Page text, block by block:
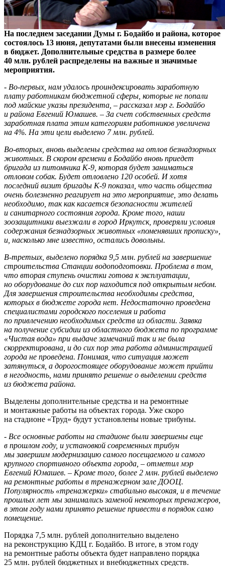
На последнем заседании Думы г. Бодайбо и района, которое
состоялось 13 июня, депутатами были внесены изменения
в бюджет. Дополнительные средства в размере более
40 млн. рублей распределены на важные и значимые
мероприятия.
- Во-первых, нам удалось проиндексировать заработную
плату работникам бюджетной сферы, которые не попали
под майские указы президента, – рассказал мэр г. Бодайбо
и района Евгений Юмашев. – За счет собственных средств
заработная плата этим категориям работников увеличена
на 4%. На эти цели выделено 7 млн. рублей.
Во-вторых, вновь выделены средства на отлов безнадзорных
животных. В скором времени в Бодайбо вновь приедет
бригада из питомника К-9, которая будет заниматься
отловом собак. Будет отловлено 120 особей. И хотя
последний визит бригады К-9 показал, что часть общества
очень болезненно реагирует на это мероприятие, это делать
необходимо, так как касается безопасности жителей
и санитарного состояния города. Кроме того, наши
зоозащитники выезжали в город Иркутск, проверяли условия
содержания безнадзорных животных «поменявших прописку»,
и, насколько мне известно, остались довольны.
В-третьих, выделено порядка 9,5 млн. рублей на завершение
строительства Станции водоподготовки. Проблема в том,
что вторая ступень очистки готова к эксплуатации,
но оборудование до сих пор находится под открытым небом.
Для завершения строительства необходимы средства,
которых в бюджете города нет. Недостаточно проведена
специалистами городского поселения и работа
по привлечению необходимых средств из области. Заявка
на получение субсидии из областного бюджета по программе
«Чистая вода» при выдаче замечаний так и не была
скорректирована, и до сих пор эта работа администрацией
города не проведена. Понимая, что ситуация может
затянуться, а дорогостоящее оборудование может прийти
в негодность, нами принято решение о выделении средств
из бюджета района.
Выделены дополнительные средства и на ремонтные
и монтажные работы на объектах города. Уже скоро
на стадионе «Труд» будут установлены новые трибуны.
- Все основные работы на стадионе были завершены еще
в прошлом году, и установкой современных трибун
мы завершим модернизацию самого посещаемого и самого
крупного спортивного объекта города, – отметил мэр
Евгений Юмашев. – Кроме того, более 2 млн. рублей выделено
на ремонтные работы в тренажерном зале ДООЦ.
Популярность «тренажерки» стабильно высокая, и в течение
прошлых лет мы занимались заменой некоторых тренажеров,
в этом году нами принято решение привести в порядок само
помещение.
Порядка 7,5 млн. рублей дополнительно выделено
на реконструкцию КДЦ г. Бодайбо. В итоге, в этом году
на ремонтные работы объекта будет направлено порядка
25 млн. рублей бюджетных и внебюджетных средств.